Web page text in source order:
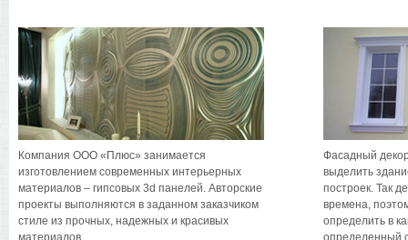
Компания ООО «Плюс» занимается
изготовлением современных интерьерных
материалов – гипсовых 3d панелей. Авторские
проекты выполняются в заданном заказчиком
стиле из прочных, надежных и красивых
материалов.
Фасадный
выделить
построек. Так
времена,
определить в
определенный